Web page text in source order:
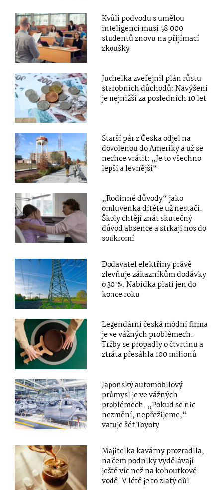
Kvůli podvodu s umělou
inteligencí musí 58 000
studentů znovu na přijímací
zkoušky
Juchelka zveřejnil plán růstu
starobních důchodů: Navýšení
je nejnižší za posledních 10 let
Starší pár z Česka odjel na
dovolenou do Ameriky a už se
nechce vrátit: „Je to všechno
lepší a levnější“
„Rodinné důvody“ jako
omluvenka dítěte už nestačí.
Školy chtějí znát skutečný
důvod absence a strkají nos do
soukromí
Dodavatel elektřiny právě
zlevňuje zákazníkům dodávky
o 30 %. Nabídka platí jen do
konce roku
Legendární česká módní firma
je ve vážných problémech.
Tržby se propadly o čtvrtinu a
ztráta přesáhla 100 milionů
Japonský automobilový
průmysl je ve vážných
problémech. „Pokud se nic
nezmění, nepřežijeme,“
varuje šéf Toyoty
Majitelka kavárny prozradila,
na čem podniky vydělávají
ještě víc než na kohoutkové
vodě. V létě je to zlatý důl